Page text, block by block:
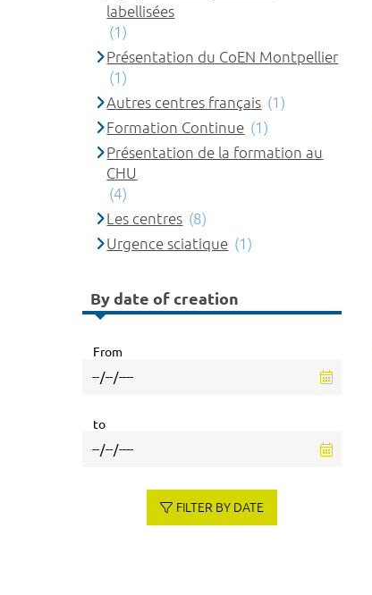
labellisées
(1)
Présentation du CoEN Montpellier
(1)
Autres centres français (1)
Formation Continue (1)
Présentation de la formation au
CHU
(4)
Les centres (8)
Urgence sciatique (1)
By date of creation
From
to
FILTER BY DATE